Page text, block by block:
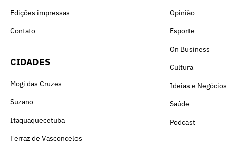
Edições impressas
Contato
CIDADES
Mogi das Cruzes
Suzano
Itaquaquecetuba
Ferraz de Vasconcelos
Opinião
Esporte
On Business
Cultura
Ideias e Negócios
Saúde
Podcast